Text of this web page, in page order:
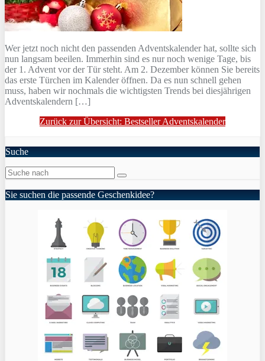
Wer jetzt noch nicht den passenden Adventskalender hat, sollte sich
nun langsam beeilen. Immerhin sind es nur noch wenige Tage, bis
der 1. Advent vor der Tür steht. Am 2. Dezember können Sie bereits
das erste Türchen im Kalender öffnen. Da es nun schnell gehen
muss, haben wir nochmals die wichtigsten Trends bei diesjährigen
Adventskalendern […]
Zurück zur Übersicht: Bestseller Adventskalender
Suche
Sie suchen die passende Geschenkidee?